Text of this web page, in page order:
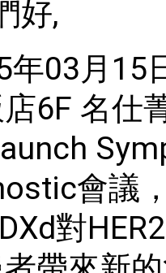
好,
年03月 15
6F 名仕
會議
DXd對